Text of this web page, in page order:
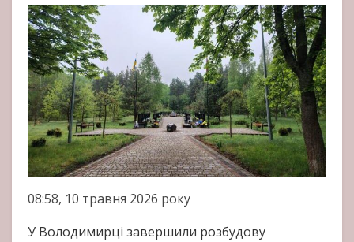
08:58, 10 травня 2026 року
У Володимирці завершили розбудову